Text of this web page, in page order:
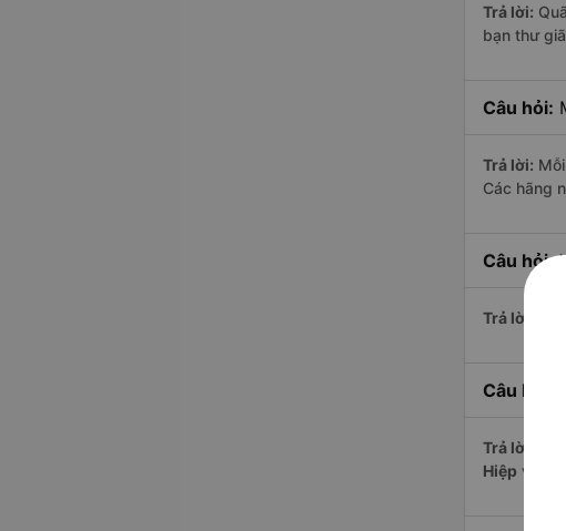
Trả lời:
bạn thư
Câu hỏi:
Trả lời:
Các hãng
Câu hỏi:
Trả lời:
Câu hỏi:
Trả lời:
Hiệp vận